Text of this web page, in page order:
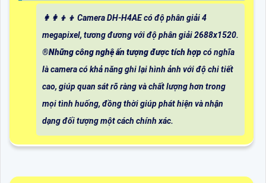
👩‍👩‍👦‍👦 Camera DH-H4AE có độ phân giải 4
megapixel, tương đương với độ phân giải 2688x1520.
®️Những công nghệ ấn tượng được tích hợpcó nghĩa
là camera có khả năng ghi lại hình ảnh với độ chi tiết
cao, giúp quan sát rõ ràng và chất lượng hơn trong
mọi tình huống, đồng thời giúp phát hiện và nhận
dạng đối tượng một cách chính xác.